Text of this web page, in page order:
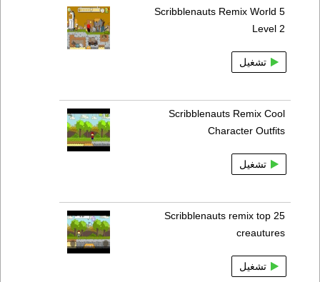
Scribblenauts Remix World 5
Level 2
تشغيل
Scribblenauts Remix Cool
Character Outfits
تشغيل
Scribblenauts remix top 25
creautures
تشغيل